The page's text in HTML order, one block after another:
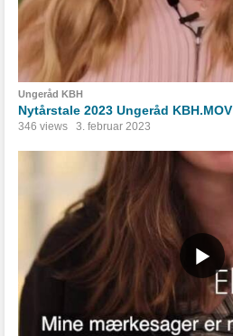
Ungeråd KBH
Nytårstale 2023 Ungeråd KBH.MOV
346 views 3. februar 2023